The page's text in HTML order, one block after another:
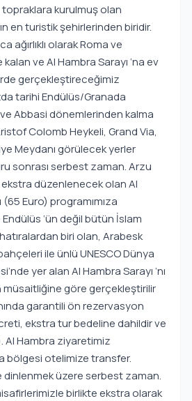
kurulmuş olan
en turistik şehirlerinden biridir.
ağırlıklı olarak Roma ve
ve Al Hambra Sarayı ‘na ev
gerçekleştireceğimiz
tarihi Endülüs/Granada
Abbasi dönemlerinden kalma
Colomb Heykeli, Grand Via,
Meydanı görülecek yerler
sonrası serbest zaman. Arzu
düzenlenecek olan Al
Euro) programımıza
‘ün değil bütün İslam
hatıralardan biri olan, Arabesk
ile ünlü UNESCO Dünya
yer alan Al Hambra Sarayı ‘nı
müsaitliğine göre gerçekleştirilir
garantili ön rezervasyon
ekstra tur bedeline dahildir ve
Al Hambra ziyaretimiz
bölgesi otelimize transfer.
dinlenmek üzere serbest zaman.
birlikte ekstra olarak